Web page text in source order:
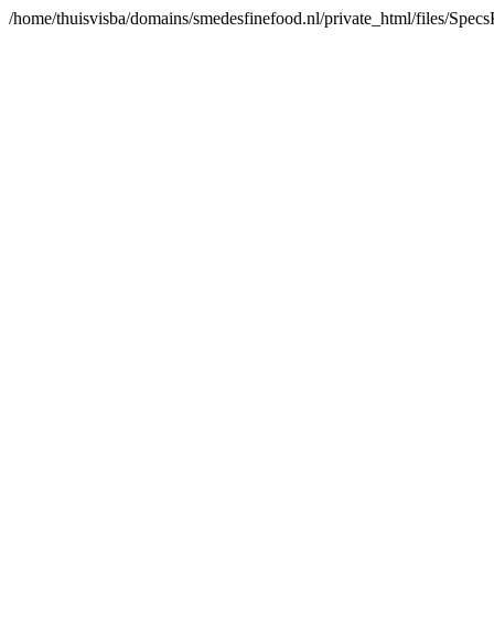
/home/thuisvisba/domains/smedesfinefood.nl/private_html/files/